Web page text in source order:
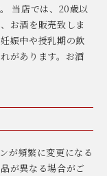
当店では、20歳以
お酒を販売致しま
娠中や授乳期の飲
があります。お酒
が頻繁に変更になる
が異なる場合がご